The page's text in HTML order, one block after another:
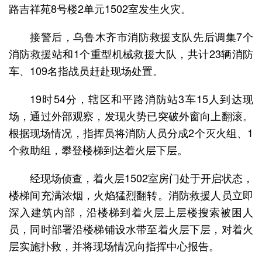
路吉祥苑8号楼2单元1502室发生火灾。
接警后，乌鲁木齐市消防救援支队先后调集7个
消防救援站和1个重型机械救援大队，共计23辆消防
车、109名指战员赶赴现场处置。
19时54分，辖区和平路消防站3车15人到达现
场，通过外部观察，发现火势已突破外窗向上翻滚。
根据现场情况，指挥员将消防人员分成2个灭火组、1
个救助组，攀登楼梯到达着火层下层。
经现场侦查，着火层1502室房门处于开启状态，
楼梯间充满浓烟，火焰猛烈翻转。消防救援人员立即
深入建筑内部，沿楼梯到着火层上层楼搜索被困人
员，同时部署沿楼梯铺设水带至着火层下层，对着火
层实施扑救，并将现场情况向指挥中心报告。